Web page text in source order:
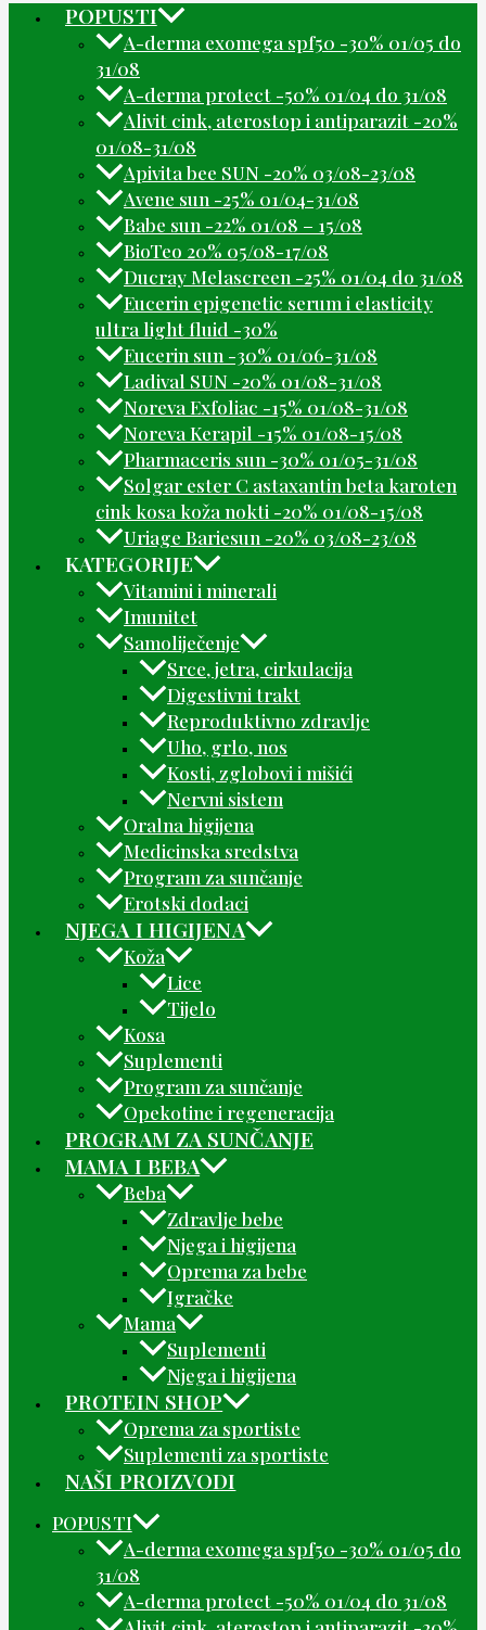
POPUSTI
A-derma exomega spf50 -30% 01/05 do
31/08
A-derma protect -50% 01/04 do 31/08
Alivit cink, aterostop i antiparazit -20%
01/08-31/08
Apivita bee SUN -20% 03/08-23/08
Avene sun -25% 01/04-31/08
Babe sun -22% 01/08 – 15/08
BioTeo 20% 05/08-17/08
Ducray Melascreen -25% 01/04 do 31/08
Eucerin epigenetic serum i elasticity
ultra light fluid -30%
Eucerin sun -30% 01/06-31/08
Ladival SUN -20% 01/08-31/08
Noreva Exfoliac -15% 01/08-31/08
Noreva Kerapil -15% 01/08-15/08
Pharmaceris sun -30% 01/05-31/08
Solgar ester C astaxantin beta karoten
cink kosa koža nokti -20% 01/08-15/08
Uriage Bariesun -20% 03/08-23/08
KATEGORIJE
Vitamini i minerali
Imunitet
Samoliječenje
Srce, jetra, cirkulacija
Digestivni trakt
Reproduktivno zdravlje
Uho, grlo, nos
Kosti, zglobovi i mišići
Nervni sistem
Oralna higijena
Medicinska sredstva
Program za sunčanje
Erotski dodaci
NJEGA I HIGIJENA
Koža
Lice
Tijelo
Kosa
Suplementi
Program za sunčanje
Opekotine i regeneracija
PROGRAM ZA SUNČANJE
MAMA I BEBA
Beba
Zdravlje bebe
Njega i higijena
Oprema za bebe
Igračke
Mama
Suplementi
Njega i higijena
PROTEIN SHOP
Oprema za sportiste
Suplementi za sportiste
NAŠI PROIZVODI
POPUSTI
A-derma exomega spf50 -30% 01/05 do
31/08
A-derma protect -50% 01/04 do 31/08